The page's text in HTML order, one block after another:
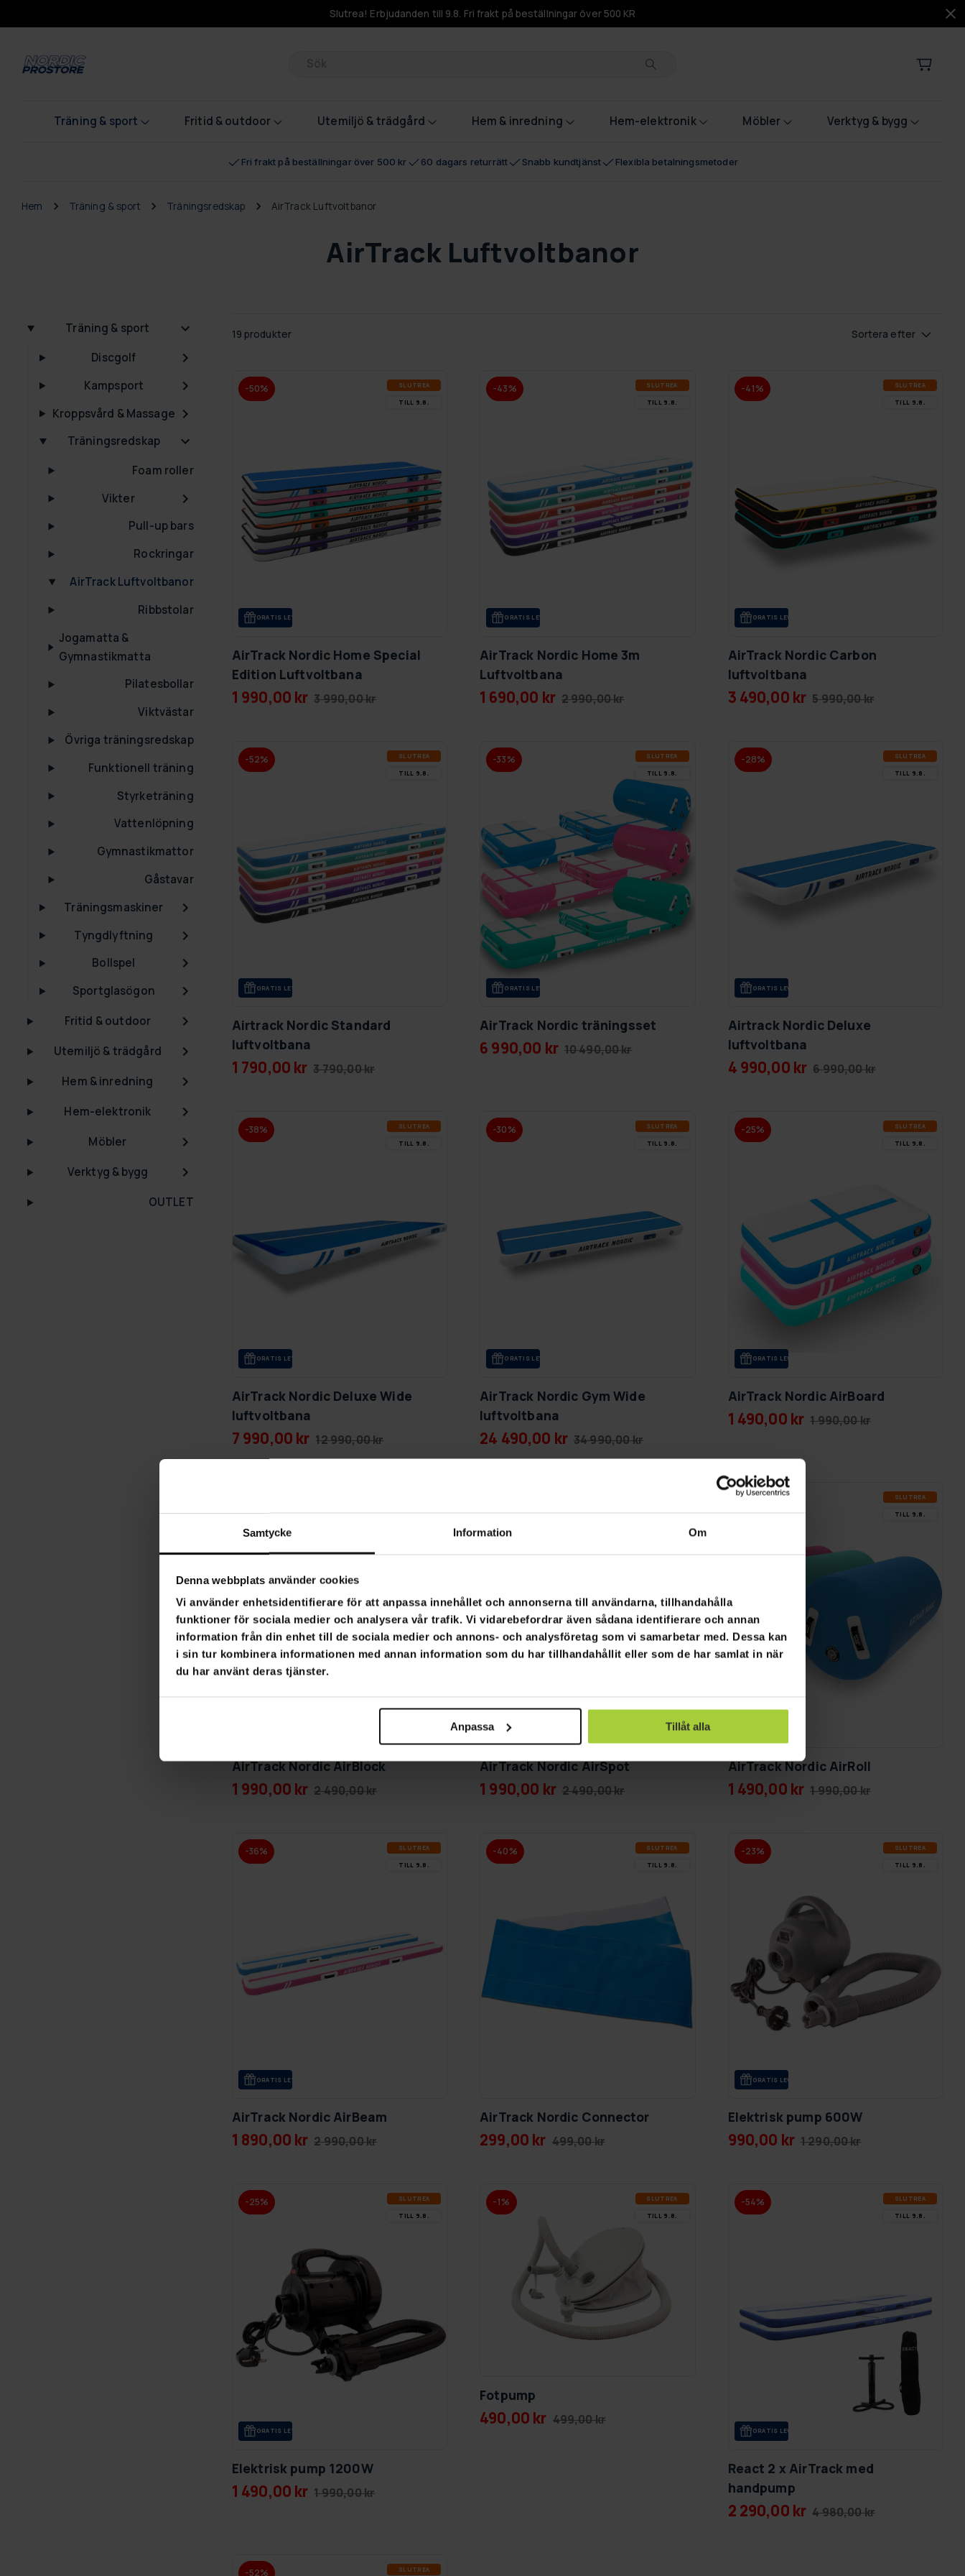
Samtycke Information Om
Denna webbplats använder cookies
Vi använder enhetsidentifierare för att anpassa innehållet och annonserna till användarna, tillhandahålla
funktioner för sociala medier och analysera vår trafik. Vi vidarebefordrar även sådana identifierare och annan
information från din enhet till de sociala medier och annons- och analysföretag som vi samarbetar med. Dessa kan
i sin tur kombinera informationen med annan information som du har tillhandahållit eller som de har samlat in när
du har använt deras tjänster.
Anpassa Tillåt alla
Slutrea! Erbjudanden till 9.8. Fri frakt på beställningar över 500 KR
Produkter
Träning & sport Fritid & outdoor Utemiljö & trädgård Hem & inredning Hem-elektronik Möbler Verktyg & bygg
Fri frakt på beställningar över 500 kr 60 dagars returrätt Snabb kundtjänst Flexibla betalningsmetoder
Hem Träning & sport Träningsredskap AirTrack Luftvoltbanor
AirTrack Luftvoltbanor
Träning & sport
Discgolf
Kampsport
Kroppsvård & Massage
Träningsredskap
Foam roller
Vikter
Pull-up bars
Rockringar
AirTrack Luftvoltbanor
Ribbstolar
Jogamatta &
Gymnastikmatta
Pilatesbollar
Viktvästar
Övriga träningsredskap
Funktionell träning
Styrketräning
Vattenlöpning
Gymnastikmattor
Gåstavar
Träningsmaskiner
Tyngdlyftning
Bollspel
Sportglasögon
Fritid & outdoor
Utemiljö & trädgård
Hem & inredning
Hem-elektronik
Möbler
Verktyg & bygg
OUTLET
19 produkter Sortera efter
-50% SLUT­REA
TILL 9.8.
GRA­TIS LE­VE­RANS
AirTrack Nordic Home Special
Edition Luftvoltbana
1 990,00 kr 3 990,00 kr
-43% SLUT­REA
TILL 9.8.
GRA­TIS LE­VE­RANS
AirTrack Nordic Home 3m
Luftvoltbana
1 690,00 kr 2 990,00 kr
-41% SLUT­REA
TILL 9.8.
GRA­TIS LE­VE­RANS
AirTrack Nordic Carbon
luftvoltbana
3 490,00 kr 5 990,00 kr
-52% SLUT­REA
TILL 9.8.
GRA­TIS LE­VE­RANS
Airtrack Nordic Standard
luftvoltbana
1 790,00 kr 3 790,00 kr
-33% SLUT­REA
TILL 9.8.
GRA­TIS LE­VE­RANS
AirTrack Nordic träningsset
6 990,00 kr 10 490,00 kr
-28% SLUT­REA
TILL 9.8.
GRA­TIS LE­VE­RANS
Airtrack Nordic Deluxe
luftvoltbana
4 990,00 kr 6 990,00 kr
-38% SLUT­REA
TILL 9.8.
GRA­TIS LE­VE­RANS
AirTrack Nordic Deluxe Wide
luftvoltbana
7 990,00 kr 12 990,00 kr
-30% SLUT­REA
TILL 9.8.
GRA­TIS LE­VE­RANS
AirTrack Nordic Gym Wide
luftvoltbana
24 490,00 kr 34 990,00 kr
-25% SLUT­REA
TILL 9.8.
GRA­TIS LE­VE­RANS
AirTrack Nordic AirBoard
1 490,00 kr 1 990,00 kr
AirTrack Nordic AirBlock
1 990,00 kr 2 490,00 kr
GRA­TIS LE­VE­RANS
AirTrack Nordic AirSpot
1 990,00 kr 2 490,00 kr
-25% SLUT­REA
TILL 9.8.
AirTrack Nordic AirRoll
1 490,00 kr 1 990,00 kr
-36% SLUT­REA
TILL 9.8.
GRA­TIS LE­VE­RANS
AirTrack Nordic AirBeam
1 890,00 kr 2 990,00 kr
-40% SLUT­REA
TILL 9.8.
AirTrack Nordic Connector
299,00 kr 499,00 kr
-23% SLUT­REA
TILL 9.8.
GRA­TIS LE­VE­RANS
Elektrisk pump 600W
990,00 kr 1 290,00 kr
-25% SLUT­REA
TILL 9.8.
GRA­TIS LE­VE­RANS
Elektrisk pump 1200W
1 490,00 kr 1 990,00 kr
-1% SLUT­REA
TILL 9.8.
Fotpump
490,00 kr 499,00 kr
-54% SLUT­REA
TILL 9.8.
GRA­TIS LE­VE­RANS
React 2 x AirTrack med
handpump
2 290,00 kr 4 980,00 kr
-52% SLUT­REA